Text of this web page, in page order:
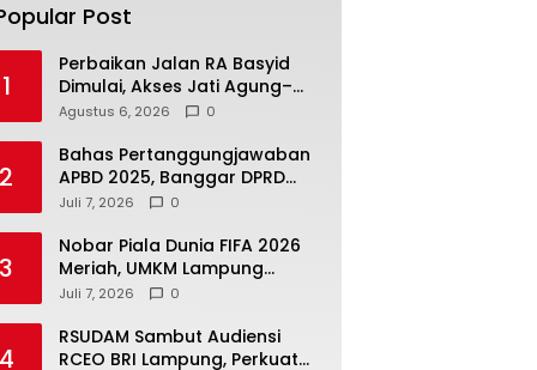
Post
1
Perbaikan Jalan RA Basyid
Dimulai, Akses Jati Agung–
Bandar Lampung Makin
Agustus 6, 2026 0
2
Bahas Pertanggungjawaban
APBD 2025, Banggar DPRD
Lamsel Minta Program UMKM
Juli 7, 2026 0
3
Nobar Piala Dunia FIFA 2026
Meriah, UMKM Lampung
Selatan Kebanjiran Pembeli
Juli 7, 2026 0
4
RSUDAM Sambut Audiensi
RCEO BRI Lampung, Perkuat